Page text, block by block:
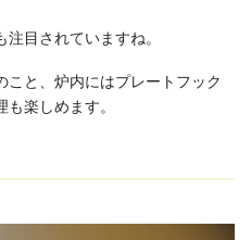
目されていますね。
こと、炉内にはプレートフック
楽しめます。